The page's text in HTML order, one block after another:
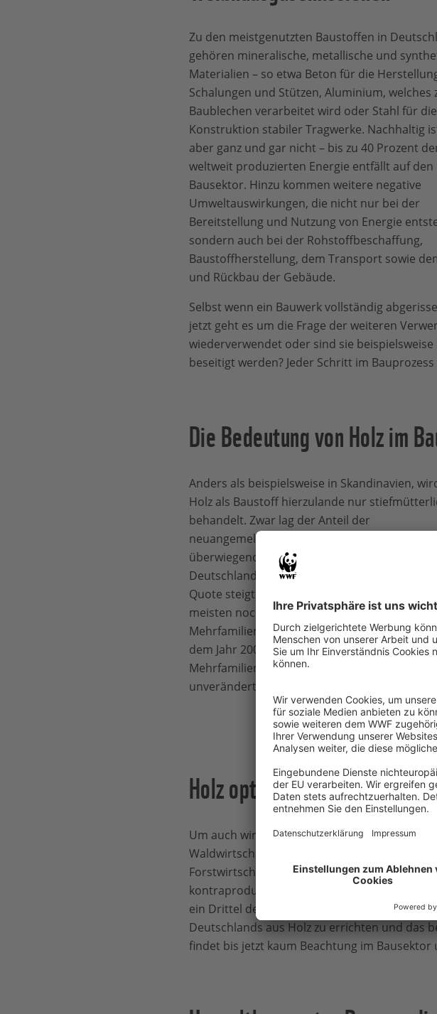
Zu den meistgenutzten Baustoffen in
gehören mineralische, metallische und
Materialien – so etwa Beton für die
Schalungen und Stützen, Aluminium, welches
Baublechen verarbeitet wird oder Stahl für die
Konstruktion stabiler Tragwerke. Nachhaltig
aber ganz und gar nicht – bis zu 40 Prozent
weltweit produzierten Energie entfällt auf den
Bausektor. Hinzu kommen weitere negative
Umweltauswirkungen, die nicht nur bei der
Bereitstellung und Nutzung von Energie
sondern auch bei der Rohstoffbeschaffung,
Baustoffherstellung, dem Transport sowie
und Rückbau der Gebäude.
Selbst wenn ein Bauwerk vollständig
jetzt geht es um die Frage der weiteren
wiederverwendet oder sind sie
beseitigt werden? Jeder Schritt im
Die Bedeutung von Holz im
Anders als beispielsweise in Skandinavien,
Holz als Baustoff hierzulande nur
behandelt. Zwar lag der Anteil der
neuangemeldeten Wohngebäude, die
überwiegend aus Holz bestehen, im Jahr 2018 in
Deutschland bei insgesamt 17,6 Prozent. Diese
Quote steigt aber nur im Schneckentempo an
meisten noch bei Einfamilienhäusern. Bei
Mehrfamilienhäusern so gut wie gar nicht. Seit
dem Jahr 2000 liegt der Anteil an
Mehrfamilienhäuser mit hohem Holzanteil
unverändert bei unter 3%.
Holz optimal einsetzen
Um auch wirklich alle Vorteile unseres
Waldwirtschaft mit kurzen Transportwegen
Forstwirtschaften national wie international
kontraproduktiv. Denn schon heute reicht
ein Drittel der deutschen Jahresholzernte
Deutschlands aus Holz zu errichten und das
findet bis jetzt kaum Beachtung im